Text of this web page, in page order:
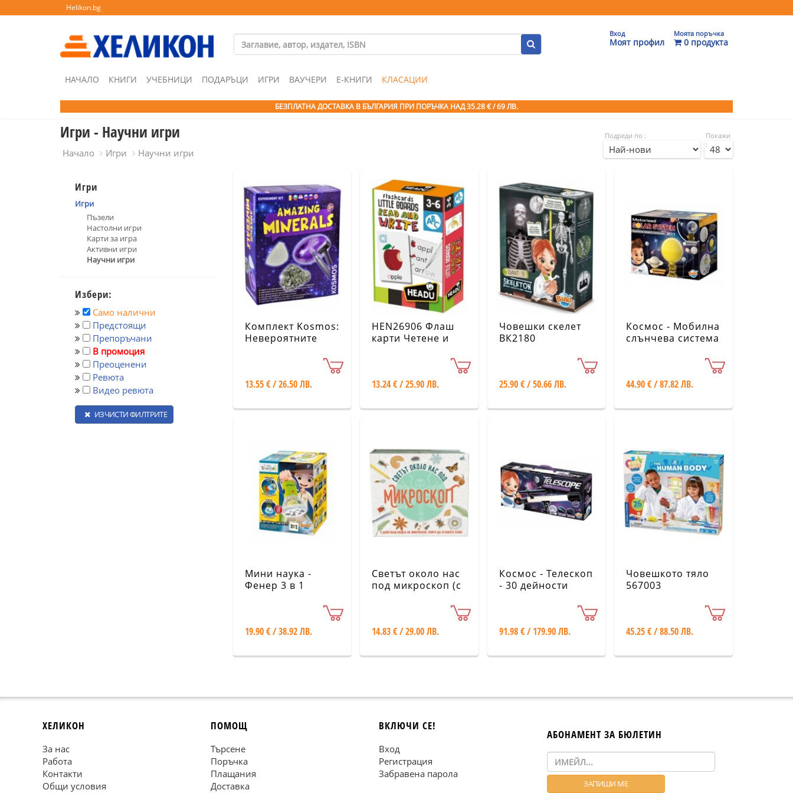
Helikon.bg
Вход
Моят профил
Моята поръчка
0 продукта
НАЧАЛО КНИГИ УЧЕБНИЦИ ПОДАРЪЦИ ИГРИ ВАУЧЕРИ Е-КНИГИ КЛАСАЦИИ
БЕЗПЛАТНА ДОСТАВКА В БЪЛГАРИЯ ПРИ ПОРЪЧКА НАД 35.28 € / 69 ЛВ.
Игри - Научни игри
Начало Игри Научни игри
Подреди по :
Покажи
:
Игри
Игри
Пъзели
Настолни игри
Карти за игра
Активни игри
Научни игри
Избери:
Само налични
Предстоящи
Препоръчани
В промоция
Преоценени
Ревюта
Видео ревюта
ИЗЧИСТИ ФИЛТРИТЕ
Комплект Kosmos:
Невероятните
13.55 € / 26.50 ЛВ.
HEN26906 Флаш
карти Четене и
13.24 € / 25.90 ЛВ.
Човешки скелет
ВК2180
25.90 € / 50.66 ЛВ.
Космос - Мобилна
слънчева система
44.90 € / 87.82 ЛВ.
Мини наука -
Фенер 3 в 1
19.90 € / 38.92 ЛВ.
Светът около нас
под микроскоп (с
който да сглобите
сами)
14.83 € / 29.00 ЛВ.
Космос - Телескоп
- 30 дейности
91.98 € / 179.90 ЛВ.
Човешкото тяло
567003
45.25 € / 88.50 ЛВ.
ХЕЛИКОН
За нас
Работа
Контакти
Общи условия
ПОМОЩ
Търсене
Поръчка
Плащания
Доставка
ВКЛЮЧИ СЕ!
Вход
Регистрация
Забравена парола
АБОНАМЕНТ ЗА БЮЛЕТИН